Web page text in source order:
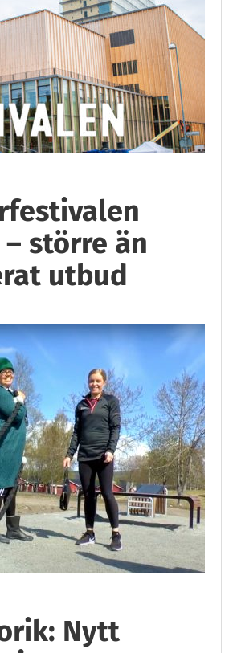
större än
utbud
Nytt